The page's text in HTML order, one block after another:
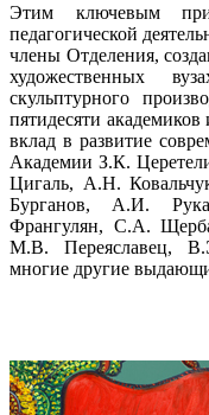
Этим ключевым
педагогической
члены Отделения,
художественных
скульптурного
пятидесяти
вклад в развитие
Академии З.К.
Цигаль, А.Н.
Бурганов, А.И.
Франгулян, С.А.
М.В. Переяславец,
многие другие